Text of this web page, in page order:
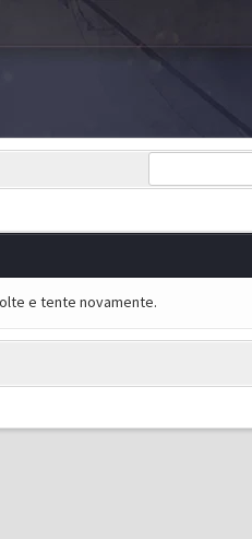
e tente novamente.